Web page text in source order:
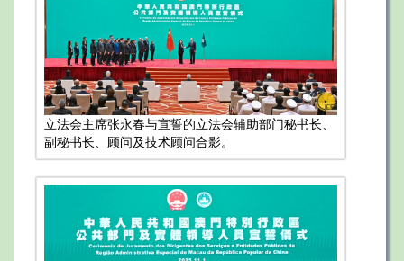
立法会主席张永春与宣誓的立法会辅助部门秘书长、
副秘书长、顾问及技术顾问合影。